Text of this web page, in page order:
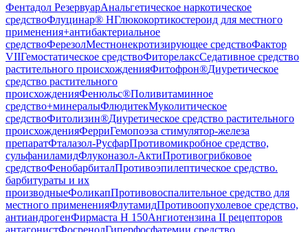
Фентадол РезервуарАнальгетическое наркотическое
средствоФлуцинар® НГлюкокортикостероид для местного
применения+антибактериальное
средствоФерезолМестнонекротизирующее средствоФактор
VIIГемостатическое средствоФиторелаксСедативное средство
растительного происхожденияФитофрон®Диуретическое
средство растительного
происхожденияФенюльс®Поливитаминное
средство+минералыФлюдитекМуколитическое
средствоФитолизин®Диуретическое средство растительного
происхожденияФерриГемопоэза стимулятор-железа
препаратФталазол-РусфарПротивомикробное средство,
сульфаниламидФлуконазол-АктиПротивогрибковое
средствоФенобарбиталПротивоэпилептическое средство.
барбитураты и их
производныеФоликапПротивовоспалительное средство для
местного примененияФлутамидПротивоопухолевое средство,
антиандрогенФирмаста Н 150Ангиотензина II рецепторов
антагонистФосренолГиперфосфатемии средство